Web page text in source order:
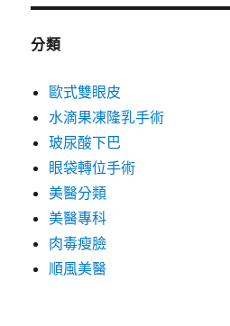
分類
歐式雙眼皮
水滴果凍隆乳手術
玻尿酸下巴
眼袋轉位手術
美醫分類
美醫專科
肉毒瘦臉
順風美醫